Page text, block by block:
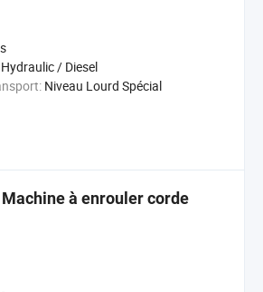
Hydraulic / Diesel
Niveau Lourd Spécial
à enrouler corde